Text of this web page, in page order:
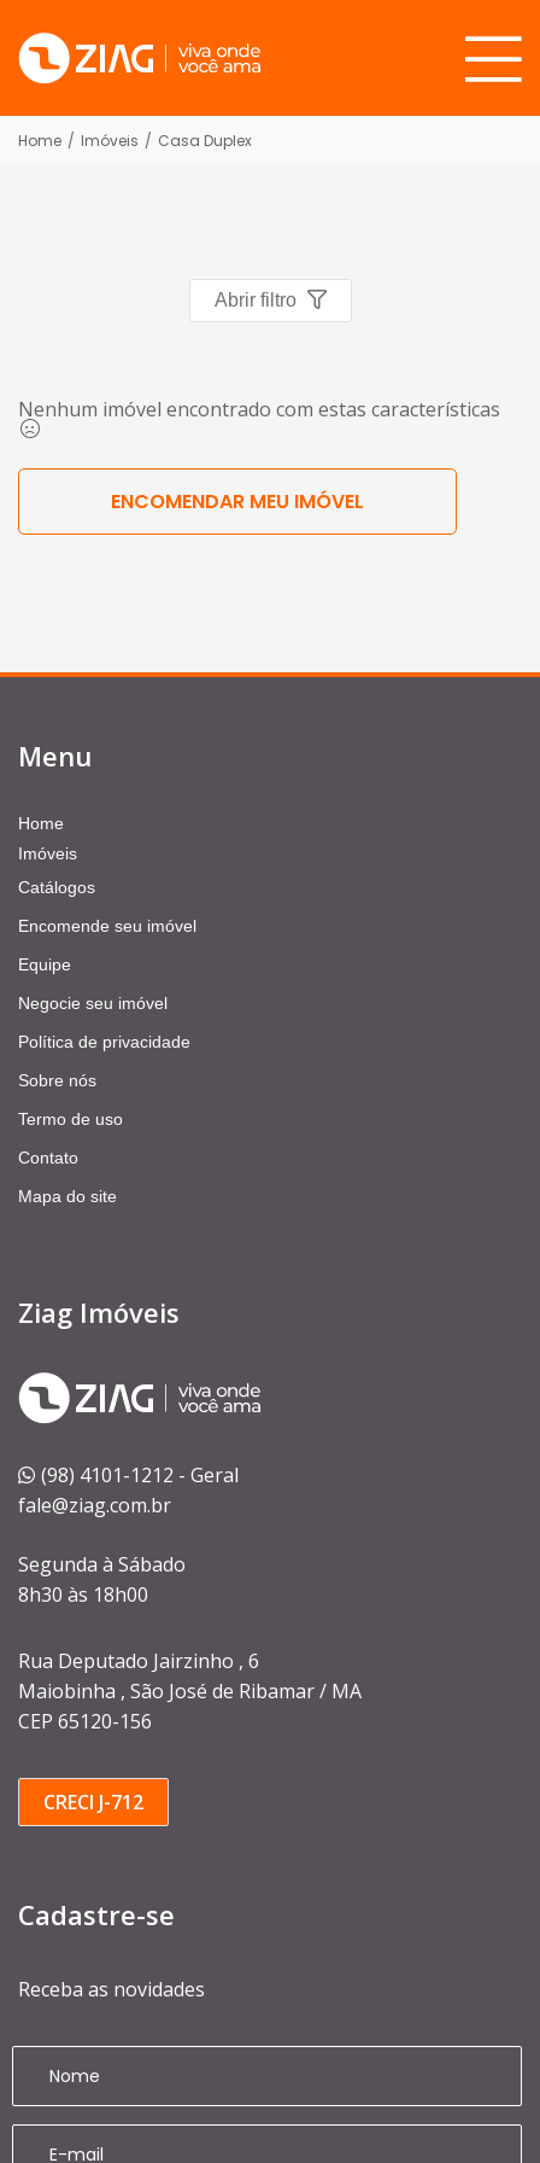
Home / Imóveis / Casa Duplex
Abrir filtro
Nenhum imóvel encontrado com estas características
ENCOMENDAR MEU IMÓVEL
Menu
Home
Imóveis
Catálogos
Encomende seu imóvel
Equipe
Negocie seu imóvel
Política de privacidade
Sobre nós
Termo de uso
Contato
Mapa do site
Ziag Imóveis
(98) 4101-1212 - Geral
fale@ziag.com.br
Segunda à Sábado
8h30 às 18h00
Rua Deputado Jairzinho , 6
Maiobinha , São José de Ribamar / MA
CEP 65120-156
CRECI J-712
Cadastre-se
Receba as novidades